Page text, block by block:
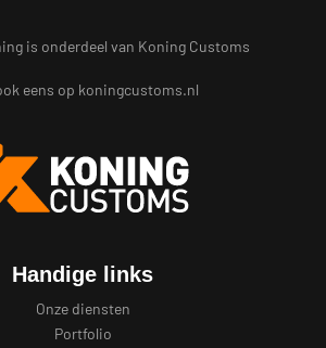
is onderdeel van Koning Customs
eens op koningcustoms.nl
Handige links
Onze diensten
Portfolio